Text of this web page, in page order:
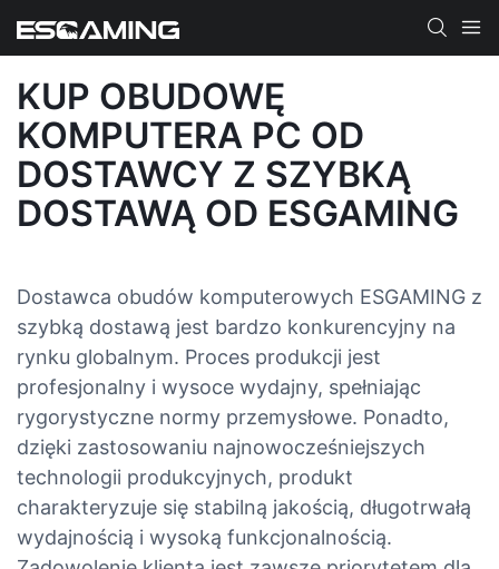
KUP OBUDOWĘ
KOMPUTERA PC OD
DOSTAWCY Z SZYBKĄ
DOSTAWĄ OD ESGAMING
Dostawca obudów komputerowych ESGAMING z
szybką dostawą jest bardzo konkurencyjny na
rynku globalnym. Proces produkcji jest
profesjonalny i wysoce wydajny, spełniając
rygorystyczne normy przemysłowe. Ponadto,
dzięki zastosowaniu najnowocześniejszych
technologii produkcyjnych, produkt
charakteryzuje się stabilną jakością, długotrwałą
wydajnością i wysoką funkcjonalnością.